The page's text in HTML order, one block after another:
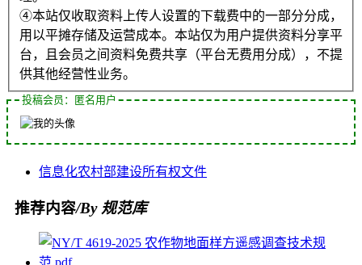
④本站仅收取资料上传人设置的下载费中的一部分分成，
用以平摊存储及运营成本。本站仅为用户提供资料分享平
台，且会员之间资料免费共享（平台无费用分成），不提
供其他经营性业务。
投稿会员：匿名用户
信息化农村部建设所有权文件
推荐内容/By 规范库